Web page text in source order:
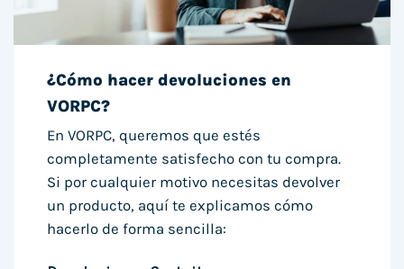
¿Cómo hacer devoluciones en
VORPC?
En VORPC, queremos que estés
completamente satisfecho con tu compra.
Si por cualquier motivo necesitas devolver
un producto, aquí te explicamos cómo
hacerlo de forma sencilla: